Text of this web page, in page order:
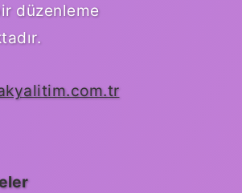
düzenleme